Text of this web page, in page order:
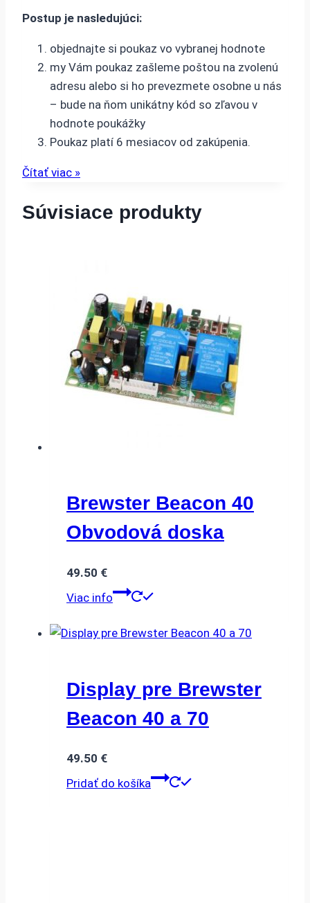
Postup je nasledujúci:
objednajte si poukaz vo vybranej hodnote
my Vám poukaz zašleme poštou na zvolenú
adresu alebo si ho prevezmete osobne u nás
– bude na ňom unikátny kód so zľavou v
hodnote poukážky
Poukaz platí 6 mesiacov od zakúpenia.
Čítať viac »
Súvisiace produkty
Brewster Beacon 40
Obvodová doska
49.50 €
Viac info
Display pre Brewster
Beacon 40 a 70
49.50 €
Pridať do košíka